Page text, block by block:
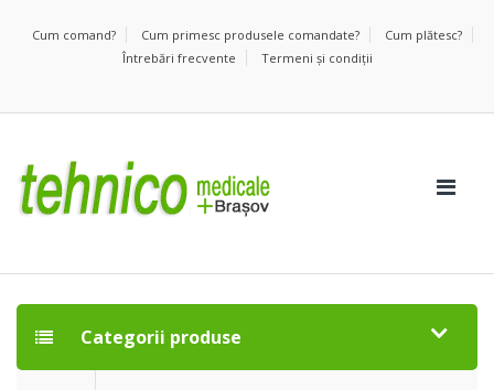
Cum comand? Cum primesc produsele comandate?
Cum plătesc?
Întrebări frecvente
Termeni şi condiţii
Categorii produse